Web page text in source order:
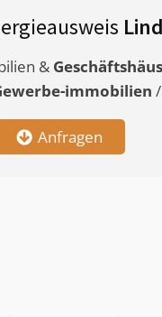
&
immobilien /
Anfragen